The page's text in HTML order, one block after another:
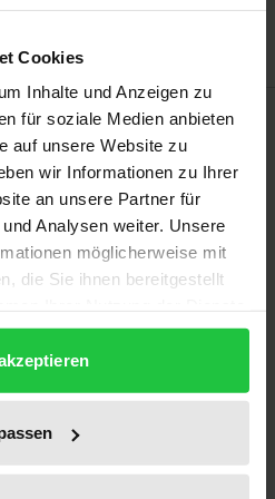
Cookies
Inhalte und Anzeigen zu
für soziale Medien anbieten
auf unsere Website zu
wir Informationen zu Ihrer
an unsere Partner für
Analysen weiter. Unsere
möglicherweise mit
die Sie ihnen bereitgestellt
Analyse der
des europäischen
effektiven Schutz gegen
zu
hat die Bekämpfung
Diskriminierung im EU
deutlich an Dynamik
die Frage des Interagierens